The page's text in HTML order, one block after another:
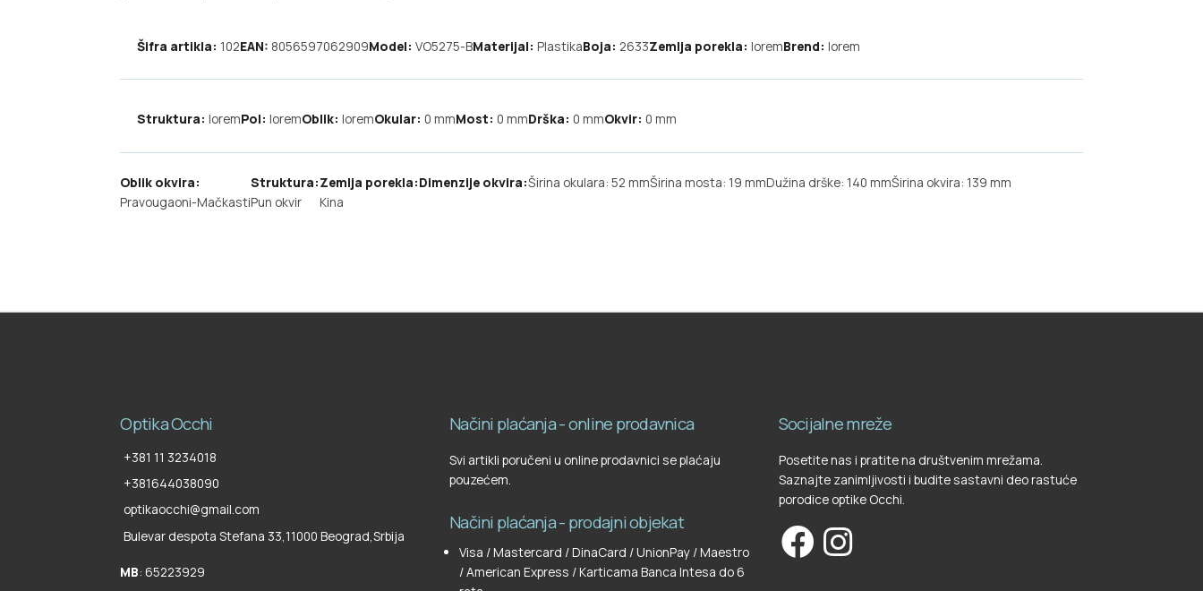
Šifra artikla: 102EAN: 8056597062909Model: VO5275-BMaterijal: PlastikaBoja: 2633Zemlja porekla: loremBrend: lorem
Struktura: loremPol: loremOblik: loremOkular: 0 mmMost: 0 mmDrška: 0 mmOkvir: 0 mm
Oblik okvira:
Pravougaoni-Mačkasti
Struktura:
Pun okvir
Zemlja porekla:
Kina
Dimenzije okvira:Širina okulara: 52 mmŠirina mosta: 19 mmDužina drške: 140 mmŠirina okvira: 139 mm
Optika Occhi
+381 11 3234018
+381644038090
optikaocchi@gmail.com
Bulevar despota Stefana 33, 11000 Beograd ,Srbija
MB: 65223929
Načini plaćanja - online prodavnica
Svi artikli poručeni u online prodavnici se plaćaju
pouzećem.
Načini plaćanja - prodajni objekat
Visa / Mastercard / DinaCard / UnionPay / Maestro
/ American Express / Karticama Banca Intesa do 6
Socijalne mreže
Posetite nas i pratite na društvenim mrežama.
Saznajte zanimljivosti i budite sastavni deo rastuće
porodice optike Occhi.